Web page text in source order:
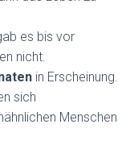
es bis vor
nicht.
in Erscheinung.
sich
Menschen